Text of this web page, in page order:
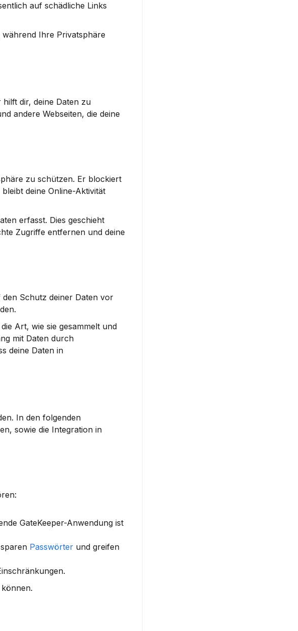
auf schädliche Links
Ihre Privatsphäre
dir, deine Daten zu
andere Webseiten, die deine
zu schützen. Er blockiert
deine Online-Aktivität
erfasst. Dies geschieht
Zugriffe entfernen und deine
Schutz deiner Daten vor
Art, wie sie gesammelt und
mit Daten durch
deine Daten in
In den folgenden
sowie die Integration in
GateKeeper-Anwendung ist
Passwörter und greifen